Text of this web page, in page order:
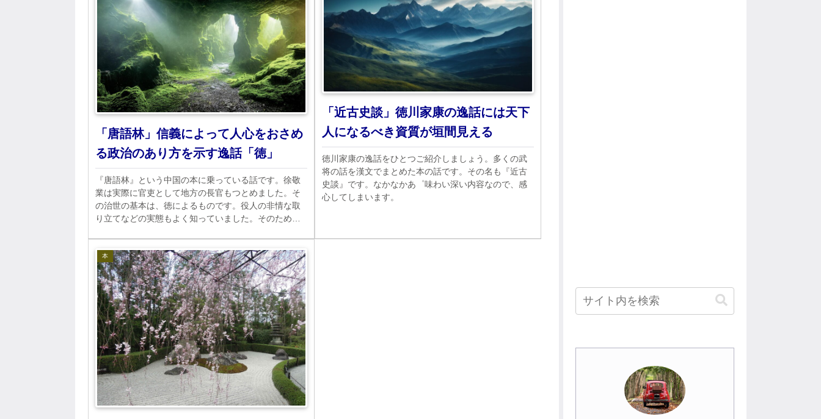
「唐語林」信義によって人心をおさめ
る政治のあり方を示す逸話「徳」
『唐語林』という中国の本に乗っている話です。徐敬
業は実際に官吏として地方の長官もつとめました。そ
の治世の基本は、徳によるものです。役人の非情な取
り立てなどの実態もよく知っていました。そのため、
「近古史談」徳川家康の逸話には天下
人になるべき資質が垣間見える
徳川家康の逸話をひとつご紹介しましょう。多くの武
将の話を漢文でまとめた本の話です。その名も『近古
史談』です。なかなかあ゜味わい深い内容なので、感
心してしまいます。
本